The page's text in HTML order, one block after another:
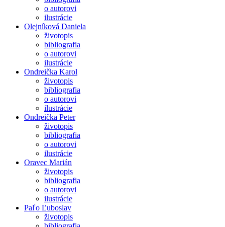
o autorovi
ilustrácie
Olejníková Daniela
životopis
bibliografia
o autorovi
ilustrácie
Ondreička Karol
životopis
bibliografia
o autorovi
ilustrácie
Ondreička Peter
životopis
bibliografia
o autorovi
ilustrácie
Oravec Marián
životopis
bibliografia
o autorovi
ilustrácie
Paľo Ľuboslav
životopis